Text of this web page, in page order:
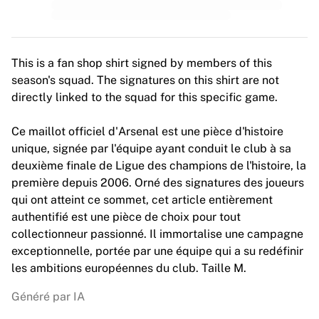
Football féminin aux États-Unis
NWSL
OL Lyonnes
Paris Saint-Germain féminines
Parcourir par pays
Basket-ball
Temps forts
Charlotte Hornets
Chicago Bulls
LA Clippers
Portland Trail Blazers
Virtus Bologna
Voir tout le basket-ball
Meilleures équipes NBA
This is a fan shop shirt signed by members of this
season's squad. The signatures on this shirt are not
directly linked to the squad for this specific game.
Ce maillot officiel d'Arsenal est une pièce d'histoire
unique, signée par l'équipe ayant conduit le club à sa
deuxième finale de Ligue des champions de l'histoire, la
première depuis 2006. Orné des signatures des joueurs
qui ont atteint ce sommet, cet article entièrement
authentifié est une pièce de choix pour tout
collectionneur passionné. Il immortalise une campagne
exceptionnelle, portée par une équipe qui a su redéfinir
les ambitions européennes du club. Taille M.
Généré par IA